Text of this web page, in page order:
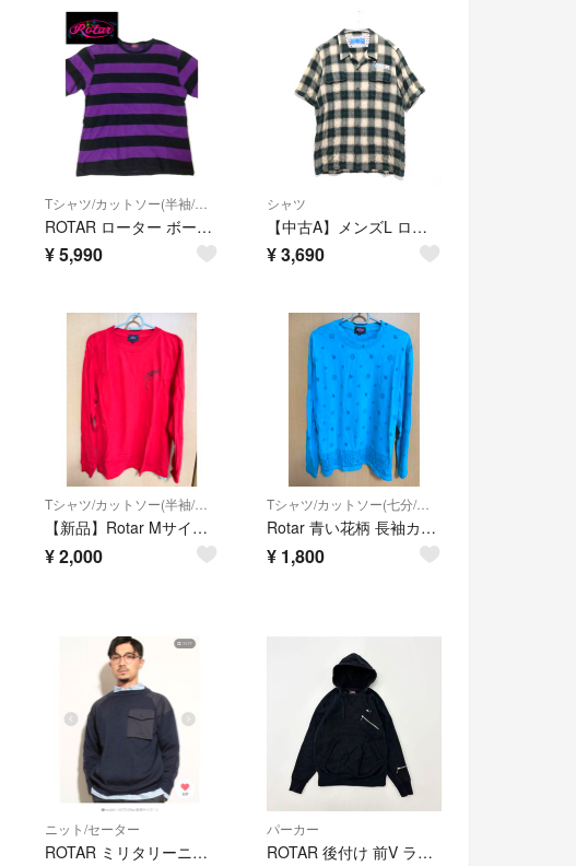
Tシャツ/カットソー(半袖/袖なし)
ROTAR ローター ボーダー Tシャツ
¥5,990
シャツ
【中古A】メンズL ローター リップルチェック オープンカラーシャツ ROTAR Ripple Check Open Collar Shirt グリーン ベージュ 710934002 送料無料
¥3,690
Tシャツ/カットソー(半袖/袖なし)
【新品】Rotar Mサイズ レッド ロングスリーブTシャツ
¥2,000
Tシャツ/カットソー(七分/長袖)
Rotar 青い花柄 長袖カットソー M
¥ 1,800
ニット/セーター
ROTAR ミリタリーニット
パーカー
ROTAR 後付け 前V ライダース 風 スウェット パーカー ブラック 系 M